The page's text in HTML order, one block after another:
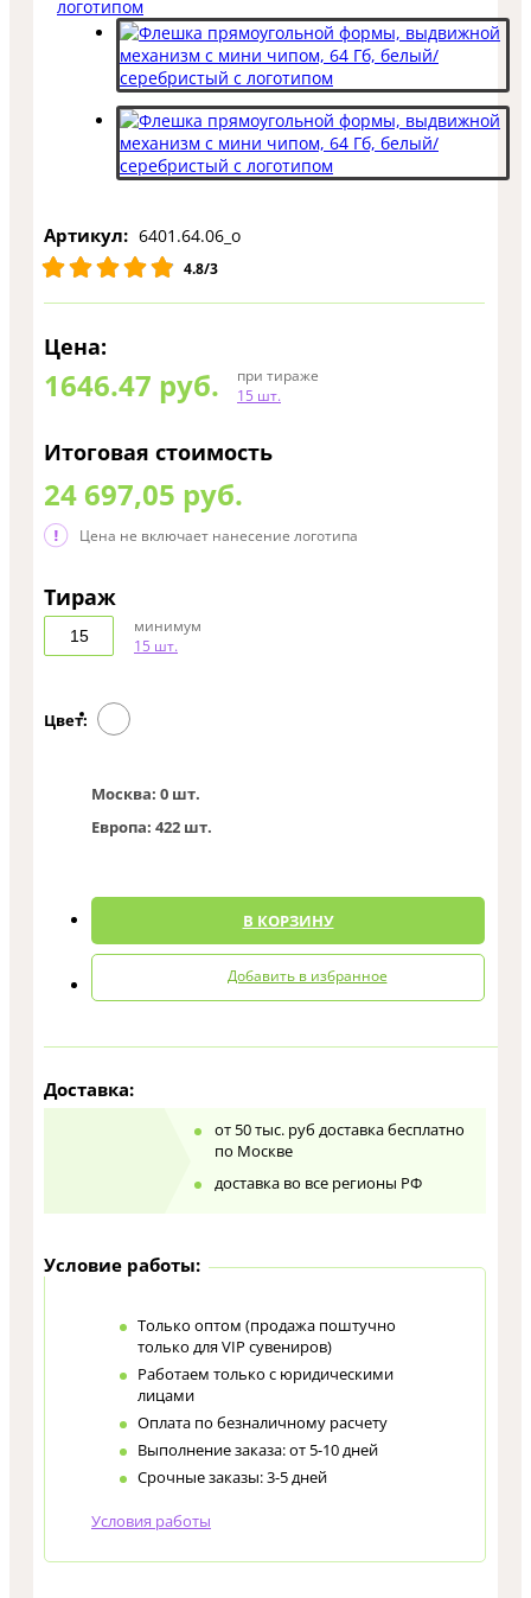
Артикул: 6401.64.06_o
4.8/3
Цена:
1646.47 руб.
при тираже
15 шт.
Итоговая стоимость
24 697,05 руб.
Цена не включает нанесение логотипа
Тираж
минимум
15 шт.
Цвет:
Москва: 0 шт.
Европа: 422 шт.
В КОРЗИНУ
Добавить в избранное
Доставка:
от 50 тыс. руб доставка бесплатно
по Москве
доставка во все регионы РФ
Условие работы:
Только оптом (продажа поштучно
только для VIP сувениров)
Работаем только с юридическими
лицами
Оплата по безналичному расчету
Выполнение заказа: от 5-10 дней
Срочные заказы: 3-5 дней
Условия работы